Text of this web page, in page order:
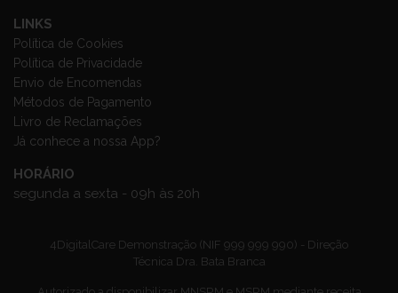
LINKS
Política de Cookies
Política de Privacidade
Envio de Encomendas
Métodos de Pagamento
Livro de Reclamações
Já conhece a nossa App?
HORÁRIO
segunda a sexta - 09h às 20h
4DigitalCare Demonstração (NIF 999 999 990) - Direção
Técnica Dra. Bata Branca